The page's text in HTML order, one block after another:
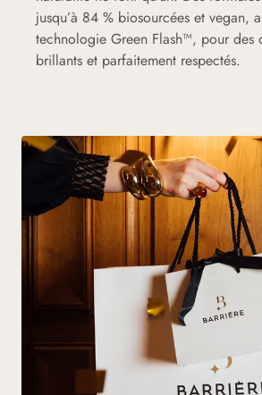
jusqu’à 84 % biosourcées et vegan,
technologie Green Flash™, pour des
brillants et parfaitement respectés.